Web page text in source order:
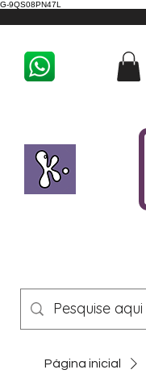
G-9QS08PN47L
Página inicial